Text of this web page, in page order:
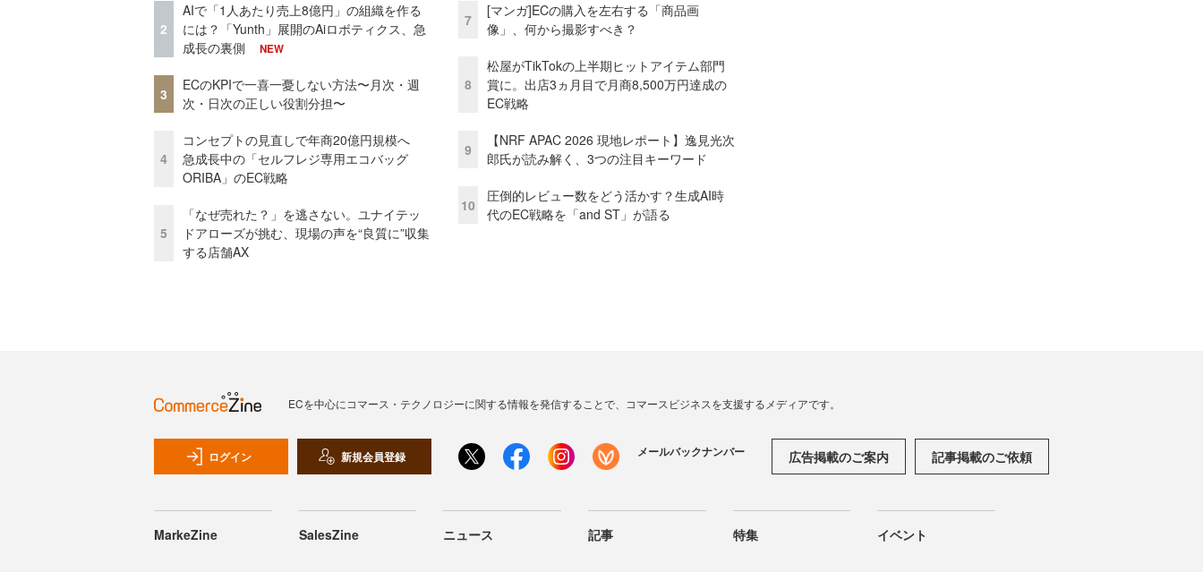
2
AIで「1人あたり売上8億円」の組織を作る
には？「Yunth」展開のAiロボティクス、急
成長の裏側
NEW
3
ECのKPIで一喜一憂しない方法〜月次・週
次・日次の正しい役割分担〜
4
コンセプトの見直しで年商20億円規模へ
急成長中の「セルフレジ専用エコバッグ
ORIBA」のEC戦略
5
「なぜ売れた？」を逃さない。ユナイテッ
ドアローズが挑む、現場の声を“良質に”収集
する店舗AX
7
[マンガ]ECの購入を左右する「商品画
像」、何から撮影すべき？
8
松屋がTikTokの上半期ヒットアイテム部門
賞に。出店3ヵ月目で月商8,500万円達成の
EC戦略
9
【NRF APAC 2026 現地レポート】逸見光次
郎氏が読み解く、3つの注目キーワード
10
圧倒的レビュー数をどう活かす？生成AI時
代のEC戦略を「and ST」が語る
ECを中心にコマース・テクノロジーに関する情報を発信することで、コマースビジネスを支援するメディアです。
ログイン 新規会員登録 メールバックナンバー 広告掲載のご案内 記事掲載のご依頼
MarkeZine SalesZine ニュース 記事 特集 イベント